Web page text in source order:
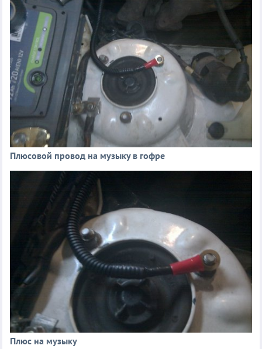
Плюсовой провод на музыку в гофре
Плюс на музыку